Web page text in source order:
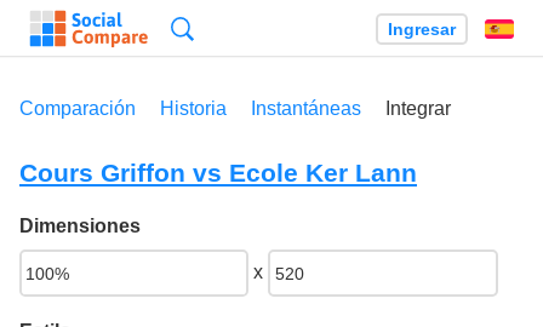
Ingresar
Comparación Historia Instantáneas Integrar
Cours Griffon vs Ecole Ker Lann
Dimensiones
x